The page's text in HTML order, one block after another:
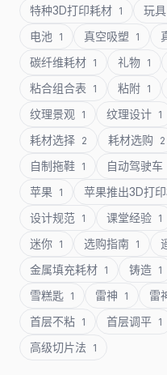
特种3D打印耗材 1 玩具
电池 1 真空吸塑 1
碳纤维耗材 1 礼物 1
粘合组合表 1 粘附 1
纹理景观 1 纹理设计 1
耗材选择 2 耗材选购 2
自制拖鞋 1 自动驾驶车
苹果 1 苹果推出3D打
设计规范 1 课堂经验 1
迷你 1 选购指南 1
金属填充耗材 1 铸造 1
雪糕匙 1 雷神 1 雷
首层不粘 1 首层调平 1
高级切片法 1